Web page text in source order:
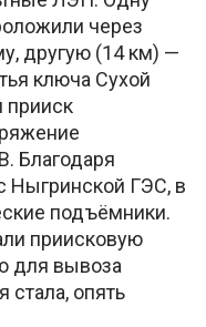
через
другую (14 км) —
ключа Сухой
прииск
Благодаря
Ныгринской ГЭС, в
подъёмники.
приисковую
для вывоза
стала, опять